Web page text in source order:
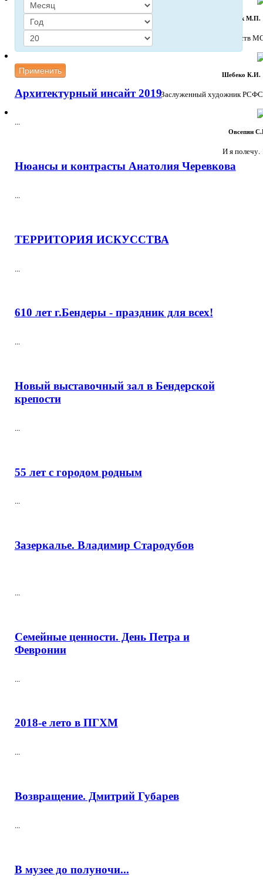
Петрик М.П.
Заслуженный деятель искусств
Шебеко К.И.
Заслуженный художник
Овсепян
И я полечу.
ПРИДНЕСТРОВЬЕ - ЖИВОПИСНЫЙ КРАЙ
ОТКРЫТЫЙ МУЗЕЙ ИСТОРИЯ ОДНОЙ КАРТИНЫ
СМИ О МУЗЕЕ
Применить
Архитектурный инсайт 2019
...
Нюансы и контрасты Анатолия Черевкова
...
ТЕРРИТОРИЯ ИСКУССТВА
...
610 лет г.Бендеры - праздник для всех!
...
Новый выставочный зал в Бендерской
крепости
...
55 лет с городом родным
...
Зазеркалье. Владимир Стародубов
...
Семейные ценности. День Петра и
Февронии
...
2018-е лето в ПГХМ
...
Возвращение. Дмитрий Губарев
...
В музее до полуночи...